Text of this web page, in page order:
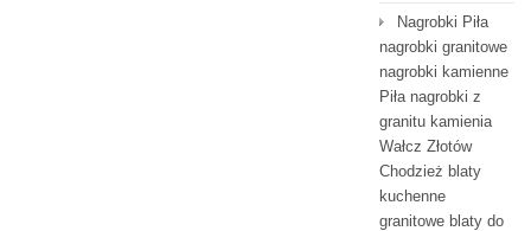
Nagrobki Piła
nagrobki granitowe
nagrobki kamienne
Piła nagrobki z
granitu kamienia
Wałcz Złotów
Chodzież blaty
kuchenne
granitowe blaty do